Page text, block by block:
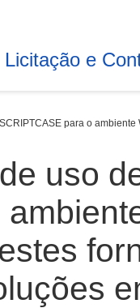
e
para o
uso